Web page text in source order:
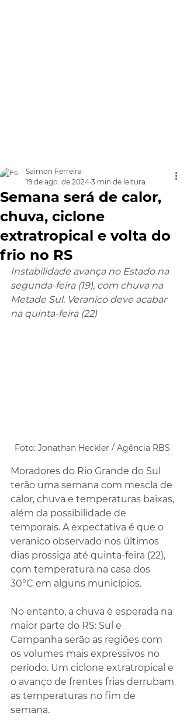
Semana será de calor,
chuva, ciclone
extratropical e volta do
frio no RS
Saimon Ferreira
19 de ago. de 2024 3 min de leitura
Instabilidade avança no Estado na
segunda-feira (19), com chuva na
Metade Sul. Veranico deve acabar
na quinta-feira (22)
Foto: Jonathan Heckler / Agência RBS
Moradores do Rio Grande do Sul
terão uma semana com mescla de
calor, chuva e temperaturas baixas,
além da possibilidade de
temporais. A expectativa é que o
veranico observado nos últimos
dias prossiga até quinta-feira (22),
com temperatura na casa dos
30°C em alguns municípios.
No entanto, a chuva é esperada na
maior parte do RS: Sul e
Campanha serão as regiões com
os volumes mais expressivos no
período. Um ciclone extratropical e
o avanço de frentes frias derrubam
as temperaturas no fim de
semana.